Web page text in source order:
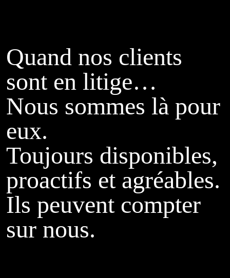
Quand nos clients
sont en litige…
Nous sommes là pour
eux.
Toujours disponibles,
proactifs et agréables.
Ils peuvent compter
sur nous.